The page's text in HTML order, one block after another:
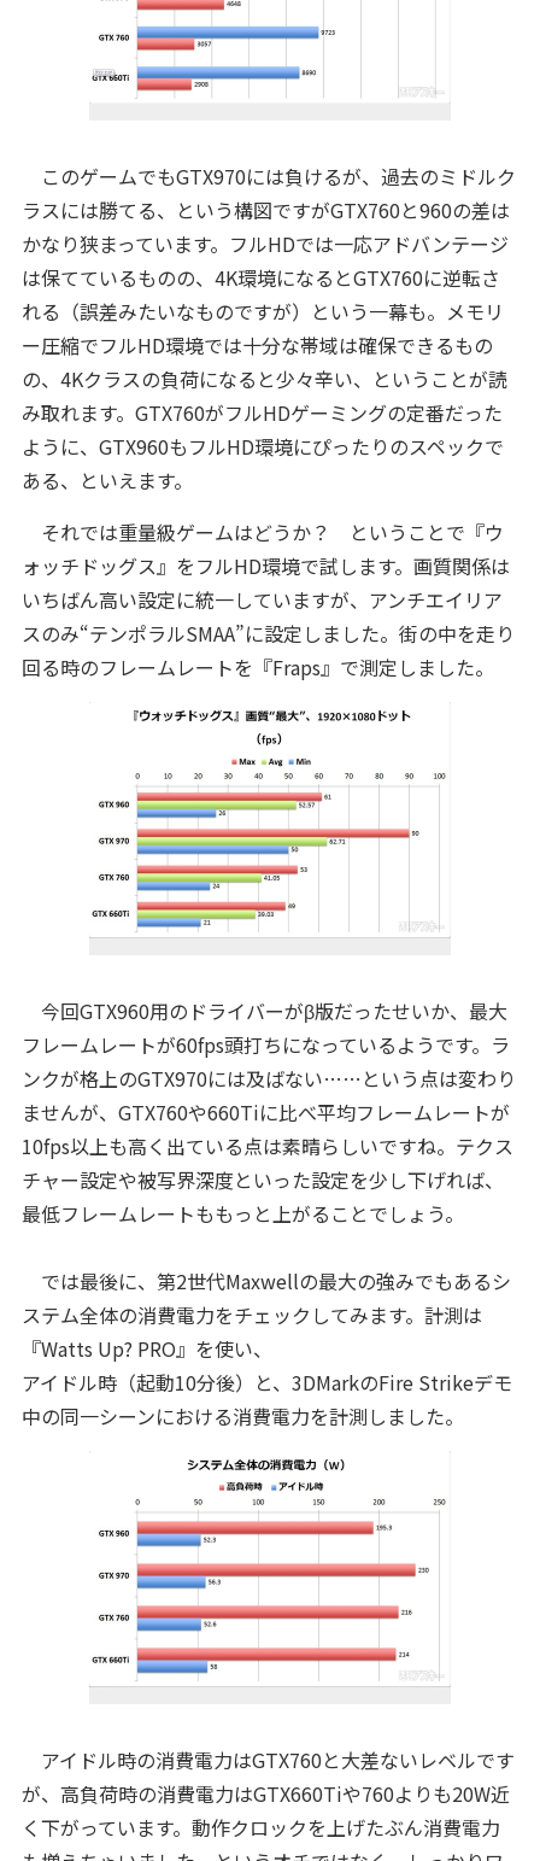
このゲームでもGTX970には負けるが、過去のミドルク
ラスには勝てる、という構図ですがGTX760と960の差は
かなり狭まっています。フルHDでは一応アドバンテージ
は保てているものの、4K環境になるとGTX760に逆転さ
れる（誤差みたいなものですが）という一幕も。メモリ
ー圧縮でフルHD環境では十分な帯域は確保できるもの
の、4Kクラスの負荷になると少々辛い、ということが読
み取れます。GTX760がフルHDゲーミングの定番だった
ように、GTX960もフルHD環境にぴったりのスペックで
ある、といえます。
それでは重量級ゲームはどうか？ ということで『ウ
ォッチドッグス』をフルHD環境で試します。画質関係は
いちばん高い設定に統一していますが、アンチエイリア
スのみ“テンポラルSMAA”に設定しました。街の中を走り
回る時のフレームレートを『Fraps』で測定しました。
今回GTX960用のドライバーがβ版だったせいか、最大
フレームレートが60fps頭打ちになっているようです。ラ
ンクが格上のGTX970には及ばない……という点は変わり
ませんが、GTX760や660Tiに比べ平均フレームレートが
10fps以上も高く出ている点は素晴らしいですね。テクス
チャー設定や被写界深度といった設定を少し下げれば、
最低フレームレートももっと上がることでしょう。
では最後に、第2世代Maxwellの最大の強みでもあるシ
ステム全体の消費電力をチェックしてみます。計測は
『Watts Up? PRO』を使い、
アイドル時（起動10分後）と、3DMarkのFire Strikeデモ
中の同一シーンにおける消費電力を計測しました。
アイドル時の消費電力はGTX760と大差ないレベルです
が、高負荷時の消費電力はGTX660Tiや760よりも20W近
く下がっています。動作クロックを上げたぶん消費電力